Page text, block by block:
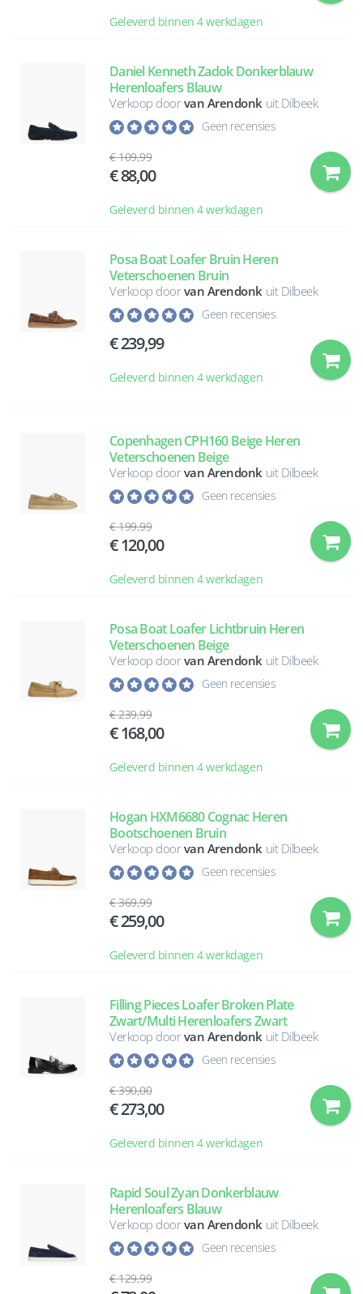
Geleverd binnen 4 werkdagen
Daniel Kenneth Zadok Donkerblauw
Herenloafers Blauw
Verkoop doorvan Arendonk uit Dilbeek
Geen recensies
109,99
88,00
Geleverd binnen 4 werkdagen
Posa Boat Loafer Bruin Heren
Veterschoenen Bruin
Verkoop doorvan Arendonk uit Dilbeek
Geen recensies
239,99
Geleverd binnen 4 werkdagen
Copenhagen CPH160 Beige Heren
Veterschoenen Beige
Verkoop doorvan Arendonk uit Dilbeek
Geen recensies
199,99
120,00
Geleverd binnen 4 werkdagen
Posa Boat Loafer Lichtbruin Heren
Veterschoenen Beige
Verkoop doorvan Arendonk uit Dilbeek
Geen recensies
239,99
168,00
Geleverd binnen 4 werkdagen
Hogan HXM6680 Cognac Heren
Bootschoenen Bruin
Verkoop doorvan Arendonk uit Dilbeek
Geen recensies
369,99
259,00
Geleverd binnen 4 werkdagen
Filling Pieces Loafer Broken Plate
Zwart/Multi Herenloafers Zwart
Verkoop doorvan Arendonk uit Dilbeek
Geen recensies
390,00
273,00
Geleverd binnen 4 werkdagen
Rapid Soul Zyan Donkerblauw
Herenloafers Blauw
Verkoop doorvan Arendonk uit Dilbeek
Geen recensies
129,99